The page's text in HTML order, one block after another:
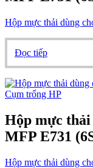
Hộp mực thải dùng
Đọc tiếp
Cụm trống HP
Hộp mực
MFP E731
Hộp mực thải dùng